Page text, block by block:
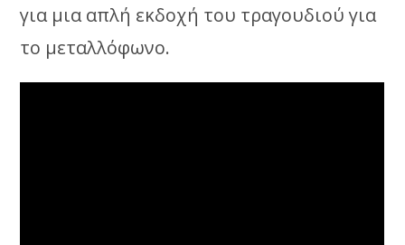
για μια απλή εκδοχή του τραγουδιού για
το μεταλλόφωνο.